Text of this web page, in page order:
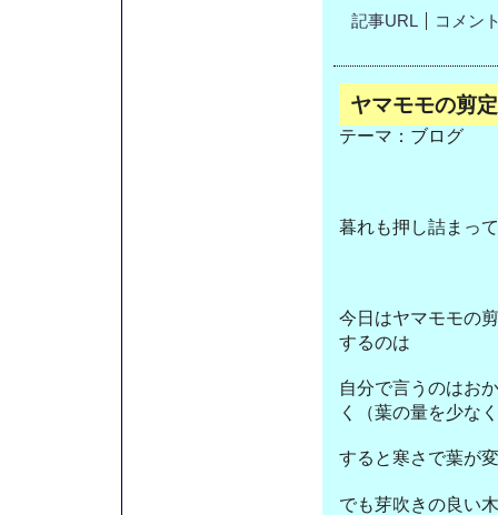
記事URL コメン
ヤマモモの剪定
テーマ： ブログ
暮れも押し詰まっ
今日はヤマモモの
するのは
自分で言うのはお
く（葉の量を少な
すると寒さで葉が
でも芽吹きの良い